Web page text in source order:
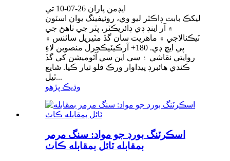
ايڊمن پاران 26-07-10 تي
ليکڪ بابت ڊاڪٽر ليو وي، روئيفينگ يوان اسٽون
۾ آر اينڊ ڊي ڊائريڪٽر، پٿر جي ٺاھڻ جي
ٽيڪنالاجي ۾ ماهريت سان گڏ مٽيريل سائنس ۾
پي ايڇ ڊي. 180+ آرڪيٽيڪچرل منصوبن لاءِ
روايتي نقاشي ۽ سي اين سي آٽوميشن کي گڏ
ڪندي هائبرڊ پيداوار ورڪ فلو تيار ڪيا. شايع
ٿيل...
وڌيڪ پڙهو
اسڪرٽنگ بورڊ جو مواد: سنگ مرمر
بمقابله ٽائل بمقابله ڪاٺ